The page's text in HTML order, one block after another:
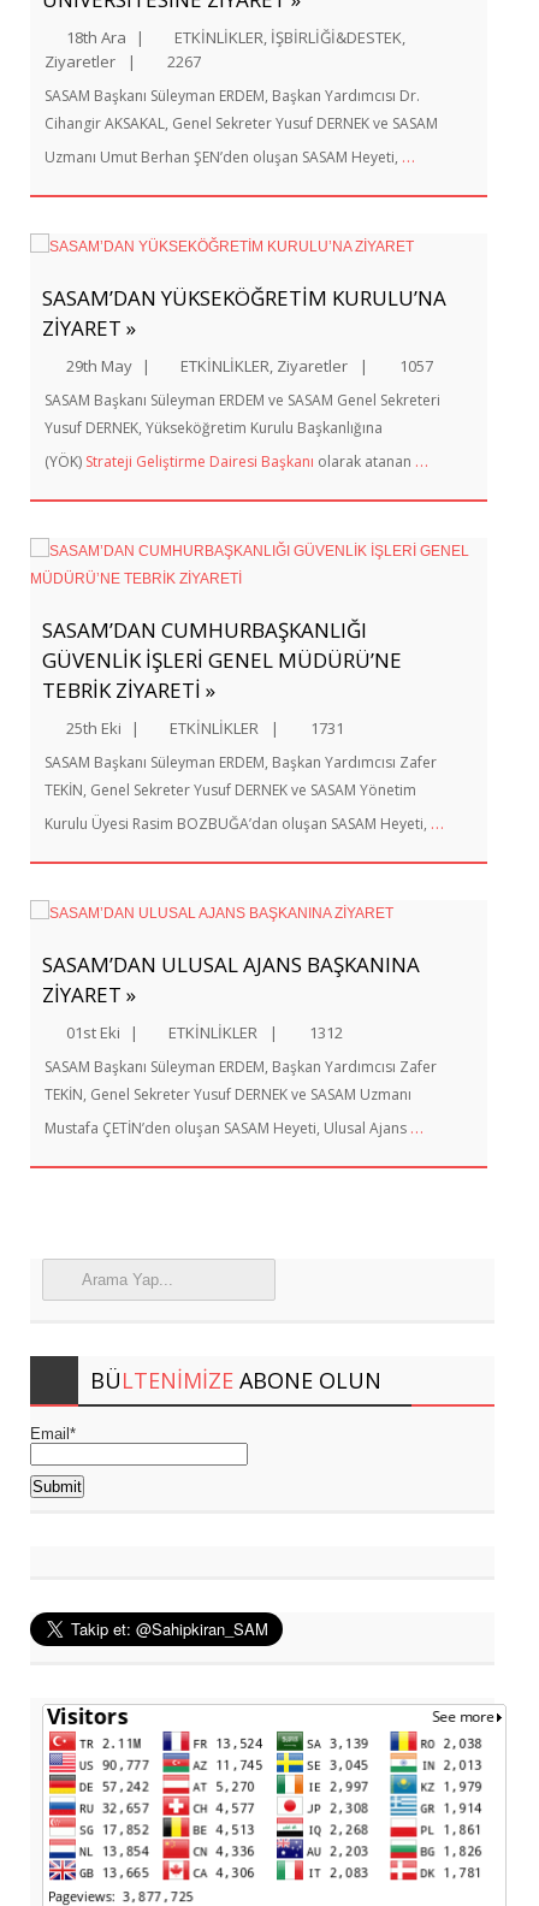
18th Ara | ETKİNLİKLER, İŞBİRLİĞİ&DESTEK,
Ziyaretler
| 2267
SASAM Başkanı Süleyman ERDEM, Başkan Yardımcısı Dr.
Cihangir AKSAKAL, Genel Sekreter Yusuf DERNEK ve SASAM
Uzmanı Umut Berhan ŞEN’den oluşan SASAM Heyeti, …
SASAM’DAN YÜKSEKÖĞRETİM KURULU’NA
ZİYARET »
29th May | ETKİNLİKLER, Ziyaretler | 1057
SASAM Başkanı Süleyman ERDEM ve SASAM Genel Sekreteri
Yusuf DERNEK, Yükseköğretim Kurulu Başkanlığına
(YÖK) Strateji Geliştirme Dairesi Başkanı olarak atanan …
SASAM’DAN CUMHURBAŞKANLIĞI
GÜVENLİK İŞLERİ GENEL MÜDÜRÜ’NE
TEBRİK ZİYARETİ »
25th Eki | ETKİNLİKLER | 1731
SASAM Başkanı Süleyman ERDEM, Başkan Yardımcısı Zafer
TEKİN, Genel Sekreter Yusuf DERNEK ve SASAM Yönetim
Kurulu Üyesi Rasim BOZBUĞA’dan oluşan SASAM Heyeti, …
SASAM’DAN ULUSAL AJANS BAŞKANINA
ZİYARET »
01st Eki | ETKİNLİKLER | 1312
SASAM Başkanı Süleyman ERDEM, Başkan Yardımcısı Zafer
TEKİN, Genel Sekreter Yusuf DERNEK ve SASAM Uzmanı
Mustafa ÇETİN’den oluşan SASAM Heyeti, Ulusal Ajans …
BÜLTENIMIZE ABONE OLUN
Email*